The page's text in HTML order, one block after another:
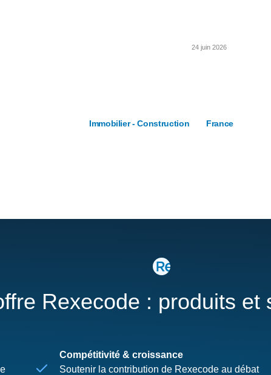
24 juin 2026
Immobilier - Construction France
Rexecode : produits et
Compétitivité & croissance
Soutenir la contribution de Rexecode au débat